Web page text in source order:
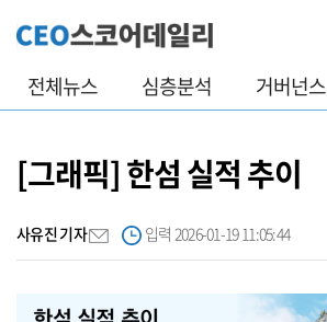
전체뉴스 심층분석 거버넌스
[그래픽] 한섬 실적 추이
사유진 기자 입력 2026-01-19 11:05:44